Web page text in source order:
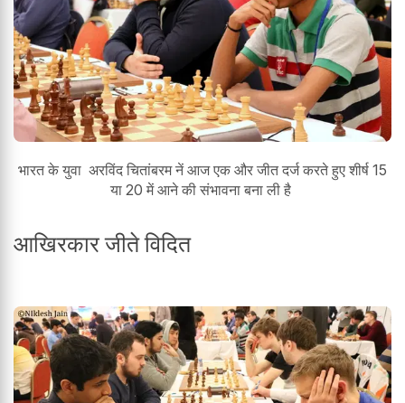
भारत के युवा अरविंद चितांबरम नें आज एक और जीत दर्ज करते हुए शीर्ष 15
या 20 में आने की संभावना बना ली है
आखिरकार जीते विदित